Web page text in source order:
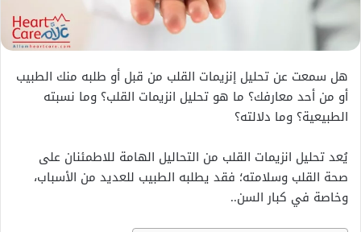
هل سمعت عن تحليل إنزيمات القلب من قبل أو طلبه منك الطبيب
أو من أحد معارفك؟ ما هو تحليل انزيمات القلب؟ وما نسبته
الطبيعية؟ وما دلالته؟
يُعد تحليل انزيمات القلب من التحاليل الهامة للاطمئنان على
صحة القلب وسلامته؛ فقد يطلبه الطبيب للعديد من الأسباب،
وخاصة في كبار السن..